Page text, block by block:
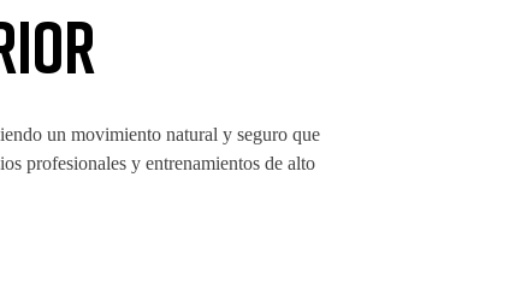
un movimiento natural y seguro que
profesionales y entrenamientos de alto